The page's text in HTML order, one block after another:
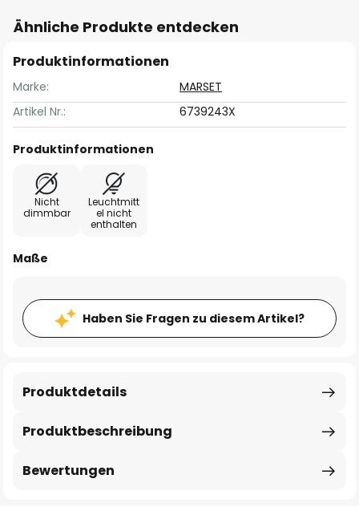
Ähnliche Produkte entdecken
Produktinformationen
Marke:
MARSET
Artikel Nr.:
6739243X
Produktinformationen
Nicht
dimmbar
Leuchtmitt
el nicht
enthalten
Maße
Haben Sie Fragen zu diesem Artikel?
Produktbeschreibung
Produktdetails
Bewertungen